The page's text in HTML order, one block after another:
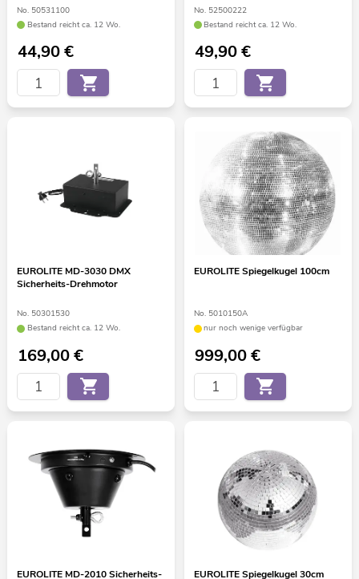
No. 50531100
Bestand reicht ca. 12 Wo.
44,90€
No. 52500222
Bestand reicht ca. 12 Wo.
49,90€
EUROLITE MD-3030 DMX
Sicherheits-Drehmotor
No. 50301530
Bestand reicht ca. 12 Wo.
169,00€
EUROLITE Spiegelkugel 100cm
No. 5010150A
nur noch wenige verfügbar
999,00€
EUROLITE MD-2010 Sicherheits-
EUROLITE Spiegelkugel 30cm